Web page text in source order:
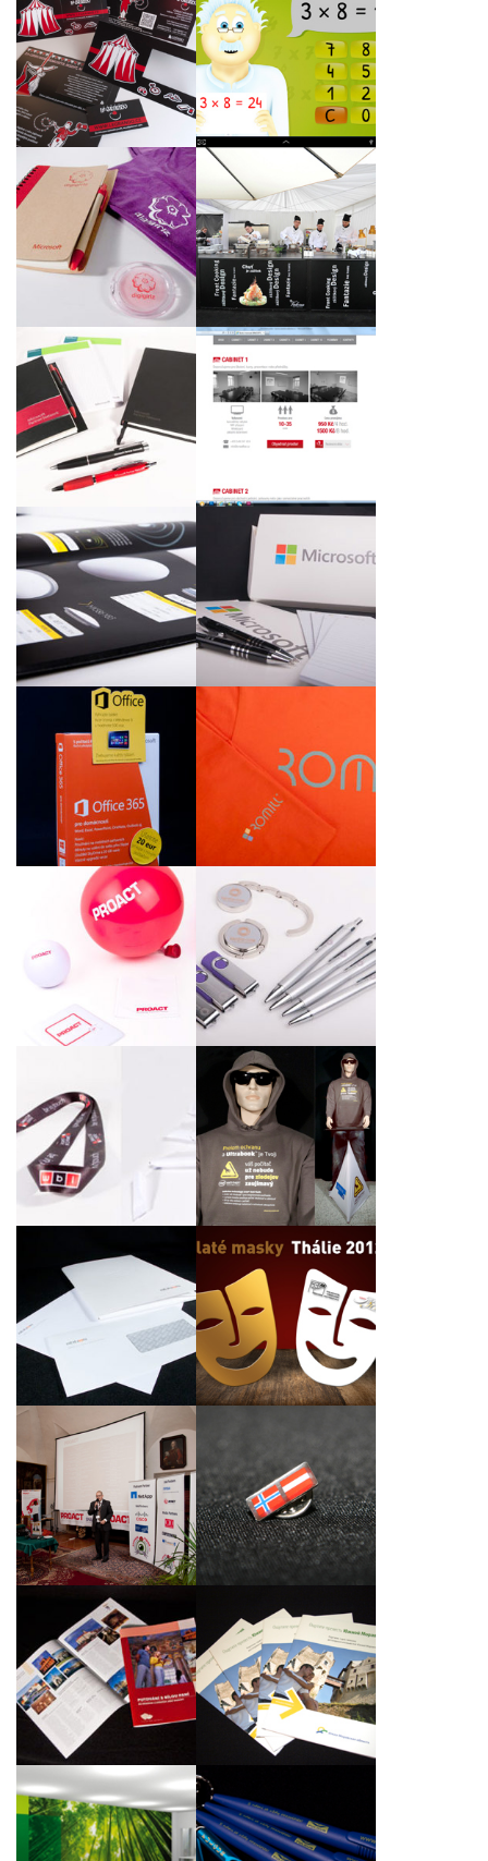
Skládačky s vizitkou
pobočky LEGATO pro
CVČ Lužánky Brno
Aplikace sCool-Malá
násobilka
DigiGirlz Microsoft -
šátky, pomády na rty,
bloky
Špilberk Food Festival
a příprava materiálů
pro restaurant Valoria
Soubor reklamních
předmětů pro
společnost Microsoft
Slovakia
www.skolicimistnosti.cz
Aktualizace kalalogu
svítidel společnosti
Fulgur, spol. s r.o.
Pera, bloky a slohy s
logem
Wobblery a samolepky
Microsoft Office
Firemní bavlněná trika
s logem Romill
Balónky, antistress
míčky, hlavolamy,
utěrky na brýle
Kuličková pera, háčky
na kabeky, USB klíče a
igelitové tašky
Klíčenky a kuličková
pera z recyklovaného
papíru
Expozice technologie
Intel Anti-theft na
výstavu Notebook
EXPO
Dopisní obálky a slohy
na tiskoviny
Zlaté masky k udílení
cen Thálie 2012
Propagační materiály
na konferenci firmy
Proact
Odznáčky pro norsko-
rakouskou hudební
společnost
Tisk brožury Putování
s Bílou paní
Zažijte jižní Moravu
lexikon
Nová podoba interéru
ve společnosti
Dárkové předměty v